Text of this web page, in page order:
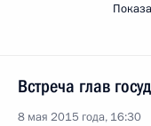
Встреча глав
8 мая 2015 года, 16:30